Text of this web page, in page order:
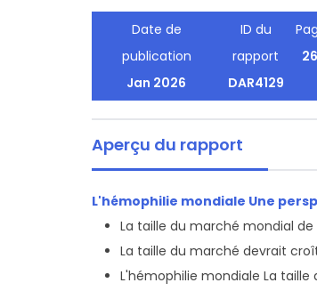
Date de
publication
Jan 2026
ID du
rapport
DAR4129
Aperçu du rapport
L'hémophilie mondiale Une
La taille du marché mondial
La taille du marché devrait
L'hémophilie mondiale La taille